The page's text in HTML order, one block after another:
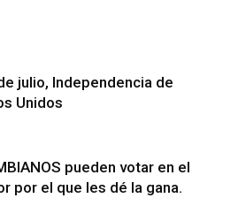
julio, Independencia de
Unidos
pueden votar en el
por el que les dé la gana.